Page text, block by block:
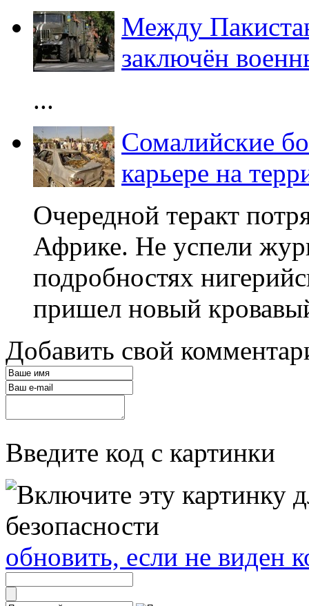
Между
заключён
...
Сомалийские
карьере на
Очередной теракт
Африке. Не успели
подробностях
пришел новый
Добавить свой
Введите код с картинки
обновить, если не виден